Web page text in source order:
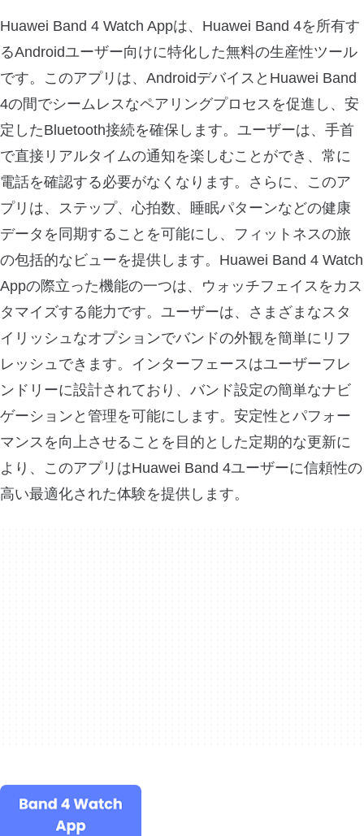
Huawei Band 4 Watch Appは、Huawei Band 4を所有す
るAndroidユーザー向けに特化した無料の生産性ツール
です。このアプリは、AndroidデバイスとHuawei Band
4の間でシームレスなペアリングプロセスを促進し、安
定したBluetooth接続を確保します。ユーザーは、手首
で直接リアルタイムの通知を楽しむことができ、常に
電話を確認する必要がなくなります。さらに、このア
プリは、ステップ、心拍数、睡眠パターンなどの健康
データを同期することを可能にし、フィットネスの旅
の包括的なビューを提供します。Huawei Band 4 Watch
Appの際立った機能の一つは、ウォッチフェイスをカス
タマイズする能力です。ユーザーは、さまざまなスタ
イリッシュなオプションでバンドの外観を簡単にリフ
レッシュできます。インターフェースはユーザーフレ
ンドリーに設計されており、バンド設定の簡単なナビ
ゲーションと管理を可能にします。安定性とパフォー
マンスを向上させることを目的とした定期的な更新に
より、このアプリはHuawei Band 4ユーザーに信頼性の
高い最適化された体験を提供します。